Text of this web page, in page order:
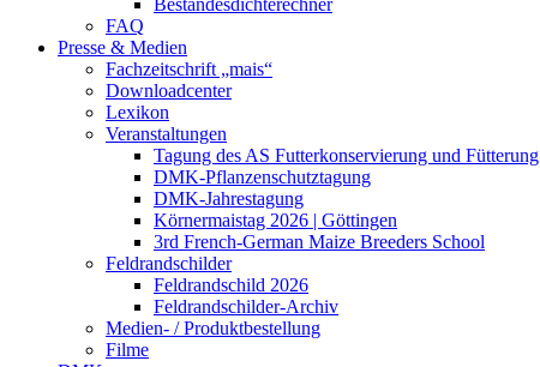
FAQ
Presse & Medien
Fachzeitschrift „mais“
Downloadcenter
Lexikon
Veranstaltungen
Tagung des AS Futterkonservierung und Fütterung
DMK-Pflanzenschutztagung
DMK-Jahrestagung
Körnermaistag 2026 | Göttingen
3rd French-German Maize Breeders School
Feldrandschilder
Feldrandschild 2026
Feldrandschilder-Archiv
Medien- / Produktbestellung
Filme